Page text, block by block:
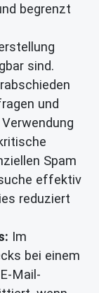
begrenzt
sind.
und
Spam
effektiv
reduziert
Im
bei einem
Mail-